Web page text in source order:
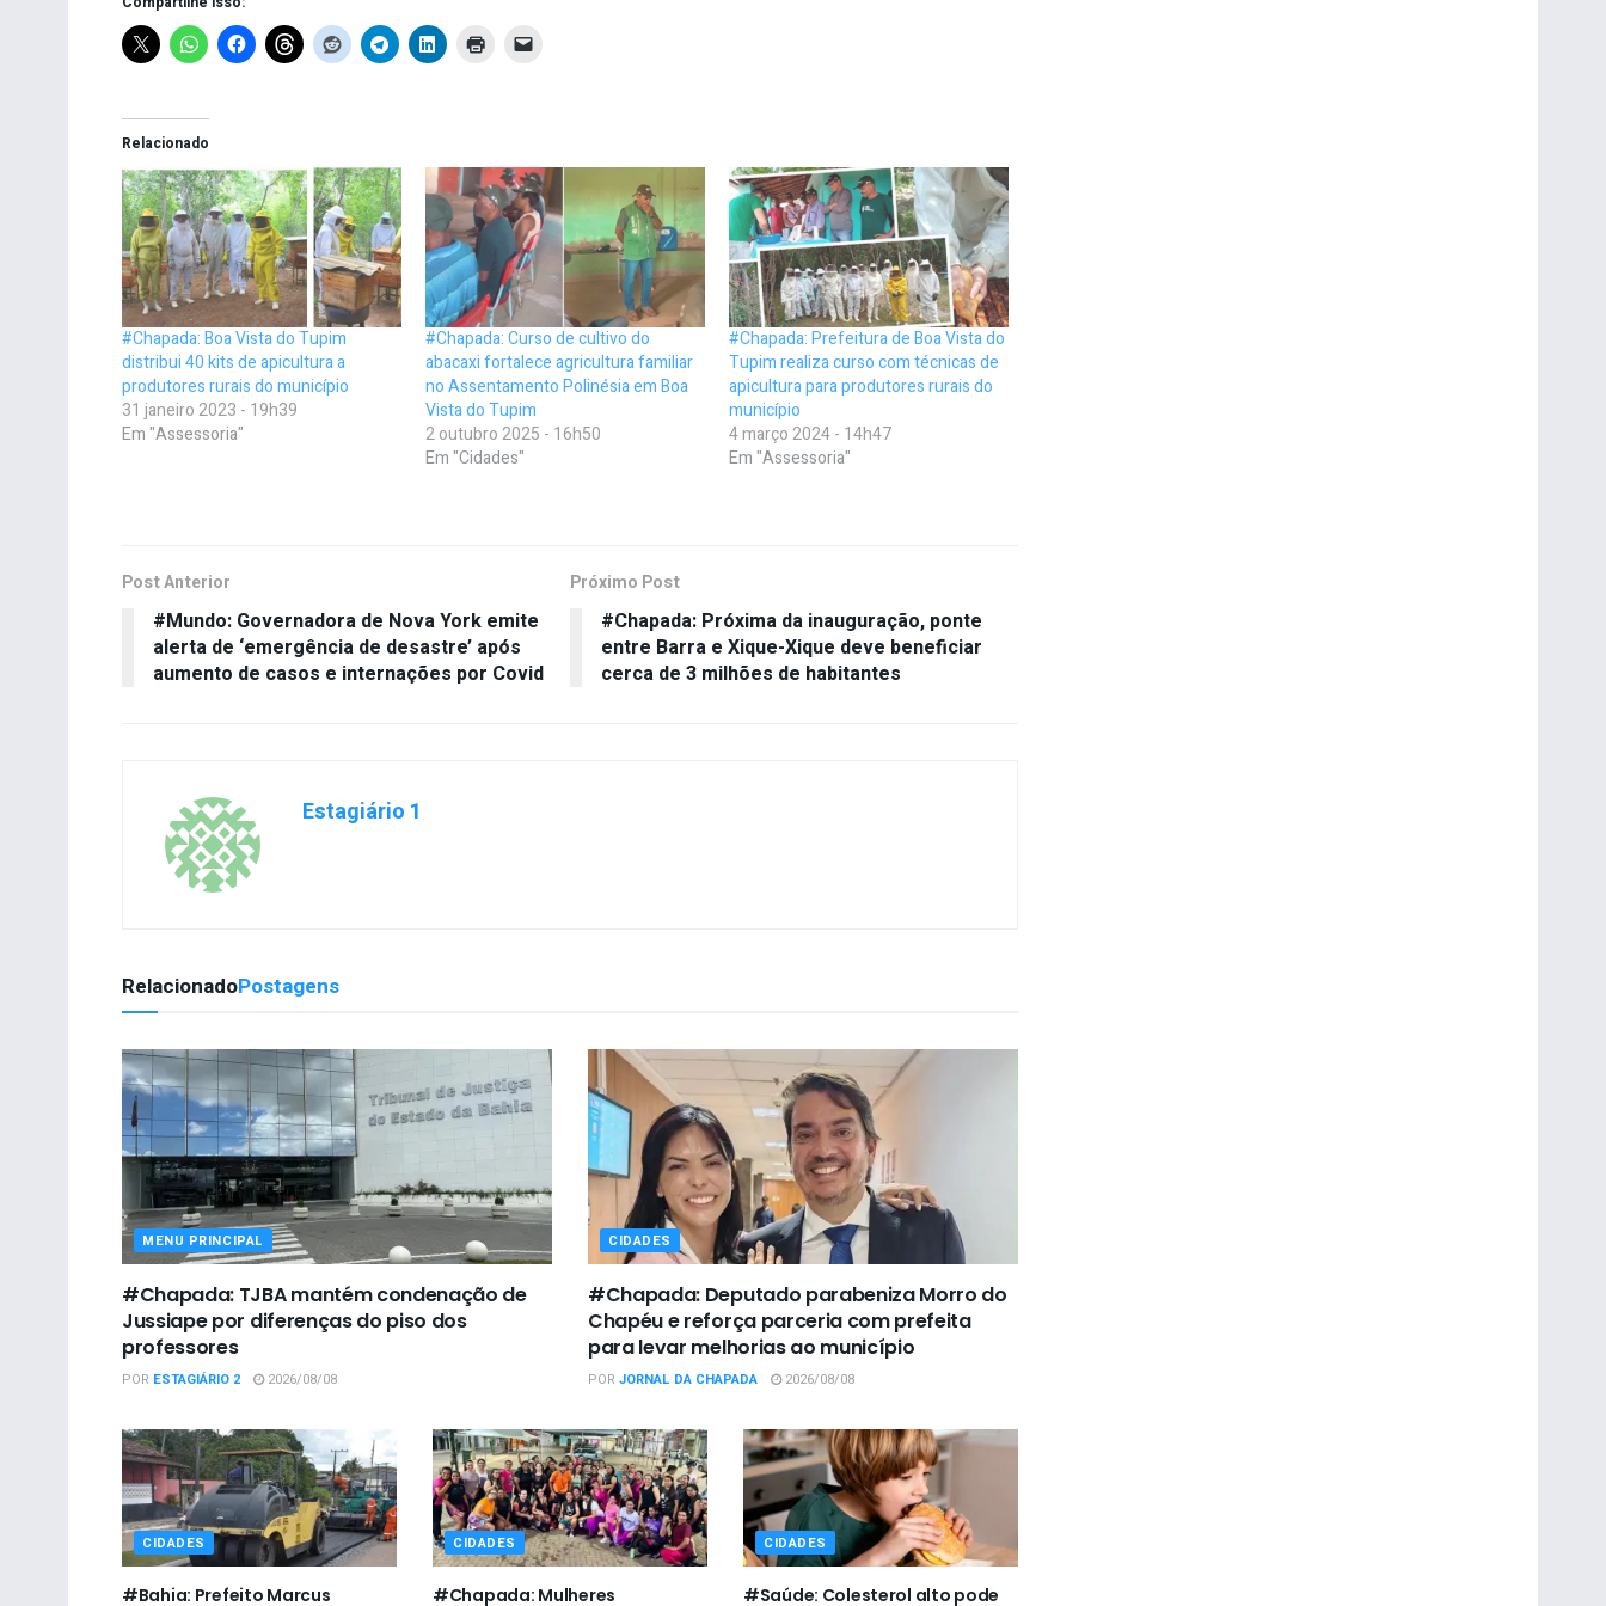
Relacionado
#Chapada: Boa Vista do Tupim
distribui 40 kits de apicultura a
produtores rurais do município
31 janeiro 2023 - 19h39
Em "Assessoria"
#Chapada: Curso de cultivo do
abacaxi fortalece agricultura familiar
no Assentamento Polinésia em Boa
Vista do Tupim
2 outubro 2025 - 16h50
Em "Cidades"
#Chapada: Prefeitura de Boa Vista do
Tupim realiza curso com técnicas de
apicultura para produtores rurais do
município
4 março 2024 - 14h47
Em "Assessoria"
Post Anterior
#Mundo: Governadora de Nova York emite
alerta de ‘emergência de desastre’ após
aumento de casos e internações por Covid
Próximo Post
#Chapada: Próxima da inauguração, ponte
entre Barra e Xique-Xique deve beneficiar
cerca de 3 milhões de habitantes
Estagiário 1
RelacionadoPostagens
MENU PRINCIPAL
#Chapada: TJBA mantém condenação de
Jussiape por diferenças do piso dos
professores
POR ESTAGIÁRIO 2 2026/08/08
CIDADES
#Chapada: Deputado parabeniza Morro do
Chapéu e reforça parceria com prefeita
para levar melhorias ao município
POR JORNAL DA CHAPADA 2026/08/08
CIDADES
#Bahia: Prefeito Marcus
CIDADES
#Chapada: Mulheres
CIDADES
#Saúde: Colesterol alto pode